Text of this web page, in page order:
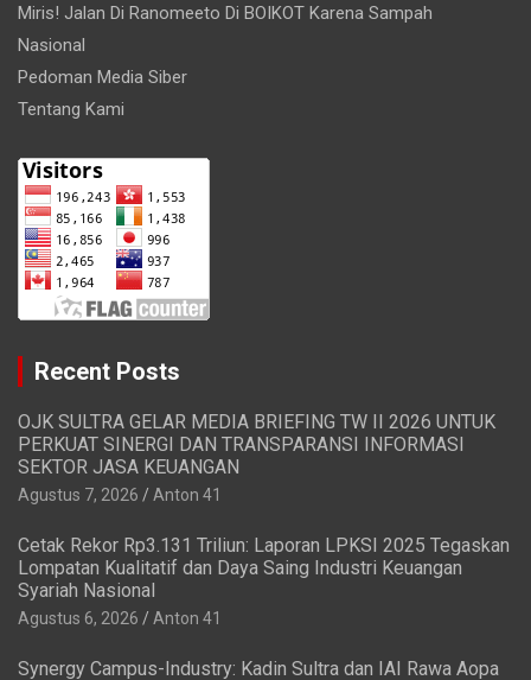
Miris! Jalan Di Ranomeeto Di BOIKOT Karena Sampah
Nasional
Pedoman Media Siber
Tentang Kami
Recent Posts
OJK SULTRA GELAR MEDIA BRIEFING TW II 2026 UNTUK
PERKUAT SINERGI DAN TRANSPARANSI INFORMASI
SEKTOR JASA KEUANGAN
Agustus 7, 2026 Anton 41
Cetak Rekor Rp3.131 Triliun: Laporan LPKSI 2025 Tegaskan
Lompatan Kualitatif dan Daya Saing Industri Keuangan
Syariah Nasional
Agustus 6, 2026 Anton 41
Synergy Campus-Industry: Kadin Sultra dan IAI Rawa Aopa